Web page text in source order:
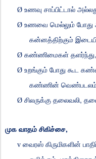
Ø உணவு சாப்பிட்டால்
Ø உணவை மெல்லும் போது
கன்னத்திற்கும்
Ø கண்ணிமைகள் தளர்ந்து,
Ø உறங்கும் போது கூட
கண்ணின்
Ø சிலருக்கு தலைவலி,
முக வாதம் சிகிச்சை,
v வைரஸ் கிருமிகளின்